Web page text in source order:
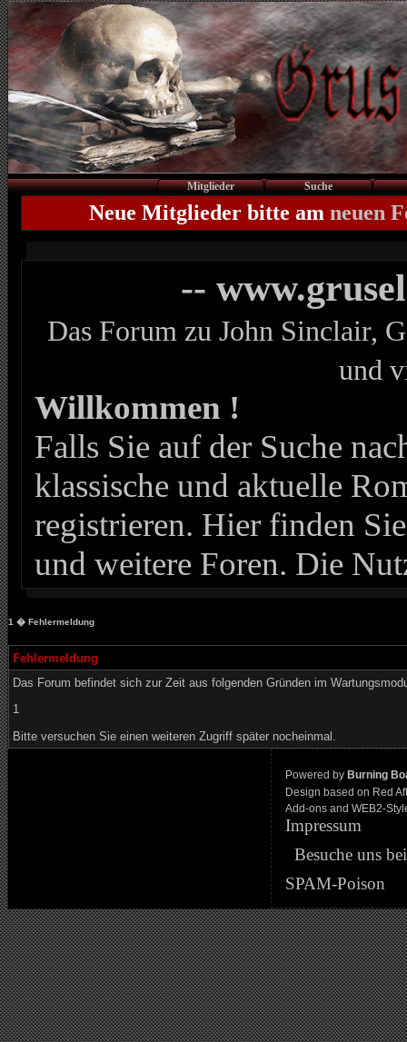
Mitglieder Suche
Neue Mitglieder bitte am neuen
--
Das Forum zu John Sinclair,
und
Willkommen !
Falls Sie auf der Suche
klassische und aktuelle
registrieren. Hier finden
und weitere Foren. Die
1 � Fehlermeldung
Fehlermeldung
Das Forum befindet sich zur Zeit aus folgenden Gründen im
1
Bitte versuchen Sie einen weiteren Zugriff später nocheinmal.
Powered by Burning
Design based on Red
Add-ons and WEB2-
Impressum
Besuche uns
SPAM-Poison